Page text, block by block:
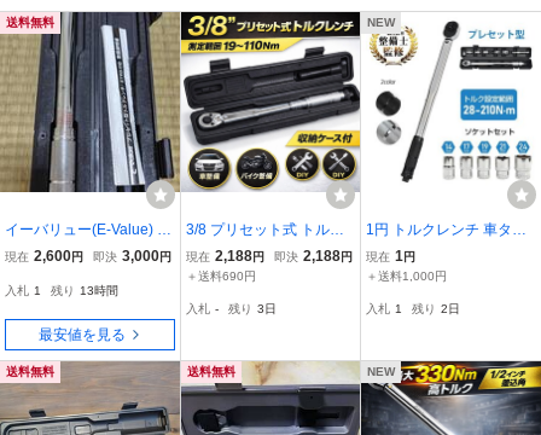
GEKR135-R4
タイプ T2MN6
送料無料
イーバリュー(E-Value) プ
レセット型トルクレンチ
m ETR3-110 ほぼ未使
用
現在 2,600円 即決 3,000円
入札 1 残り 13時間
最安値を見る
3/8 プリセット式 トルク
レンチ 測定範囲19～110
Nm ＆ 1.9～11kg J083
現在 2,188円 即決 2,188円
＋送料690円
入札 - 残り 3日
NEW
1円 トルクレンチ 車タイ
ヤ交換 プレセット型 レン
チ 車 調整範囲28～210
ス 12.7mm バイク 点検 修
現在 1円
＋送料1,000円
入札 1 残り 2日
送料無料 送料無料 NEW